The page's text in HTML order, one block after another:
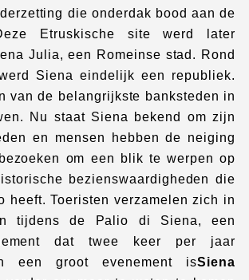
die onderdak bood aan de
Etruskische site werd later
Julia, een Romeinse stad. Rond
Siena eindelijk een republiek.
van de belangrijkste banksteden in
Nu staat Siena bekend om zijn
en mensen hebben de neiging
om een blik te werpen op
bezienswaardigheden die
heeft. Toeristen verzamelen zich in
tijdens de Palio di Siena, een
dat twee keer per jaar
een groot evenement isSiena